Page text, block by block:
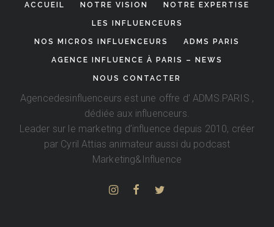
ACCUEIL NOTRE VISION NOTRE EXPERTISE
LES INFLUENCEURS
NOS MICROS INFLUENCEURS ADMS PARIS
AGENCE INFLUENCE À PARIS – NEWS
NOUS CONTACTER
Agencedesinfluenceurs est une offre d’ADMS.PARIS ,
dédiée aux influenceurs.
Leader sur le marketing d’influence depuis 2010, créer
par Cyril Attias animateur aussi du podcast
Marketing&Influence